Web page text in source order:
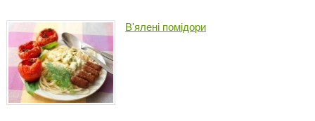
В'ялені помідори